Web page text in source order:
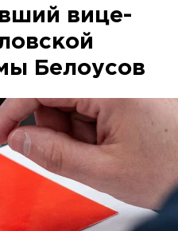
вице-
Белоусов